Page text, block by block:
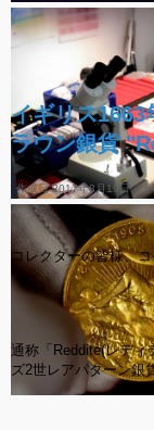
イギリス1663
ラウン銀貨
作成日 2017年8月19日（
コレクターの皆様、
通称「Reddite(レディ
ズ2世レアパターン銀